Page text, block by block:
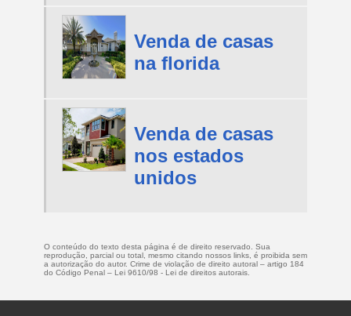
Venda de casas
na florida
Venda de casas
nos estados
unidos
O conteúdo do texto desta página é de direito reservado. Sua
reprodução, parcial ou total, mesmo citando nossos links, é proibida sem
a autorização do autor. Crime de violação de direito autoral – artigo 184
do Código Penal – Lei 9610/98 - Lei de direitos autorais